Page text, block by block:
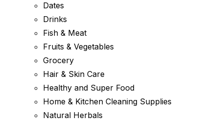
Dates
Drinks
Fish & Meat
Fruits & Vegetables
Grocery
Hair & Skin Care
Healthy and Super Food
Home & Kitchen Cleaning Supplies
Natural Herbals